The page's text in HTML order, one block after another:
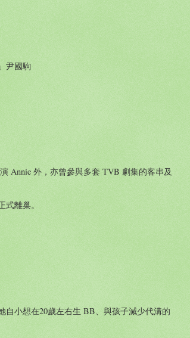
尹國駒
Annie 外，亦曾參與多套 TVB 劇集的客串及
離巢。
自小想在20歲左右生 BB、與孩子減少代溝的